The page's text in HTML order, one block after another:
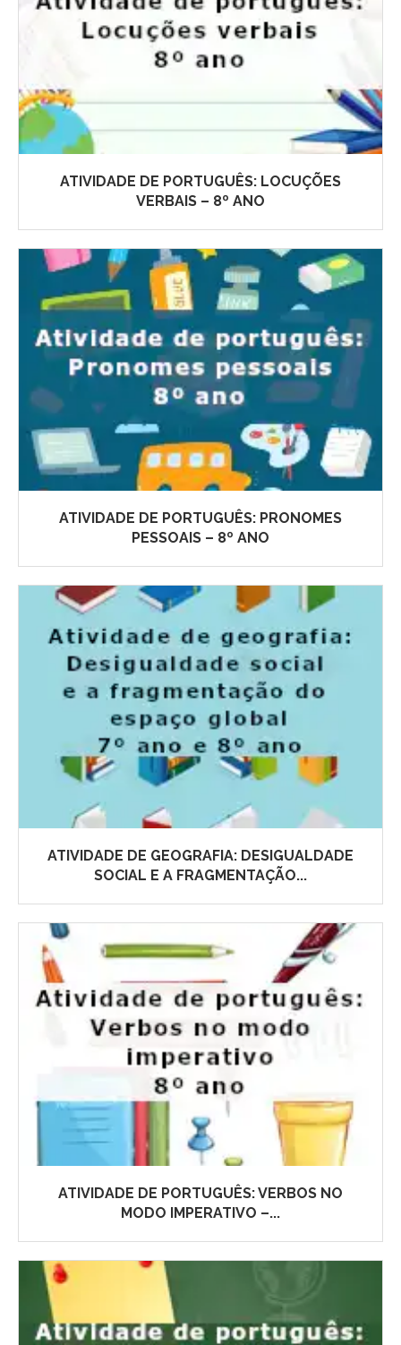
ATIVIDADE DE PORTUGUÊS: LOCUÇÕES
VERBAIS – 8º ANO
ATIVIDADE DE PORTUGUÊS: PRONOMES
PESSOAIS – 8º ANO
ATIVIDADE DE GEOGRAFIA: DESIGUALDADE
SOCIAL E A FRAGMENTAÇÃO...
ATIVIDADE DE PORTUGUÊS: VERBOS NO
MODO IMPERATIVO –...